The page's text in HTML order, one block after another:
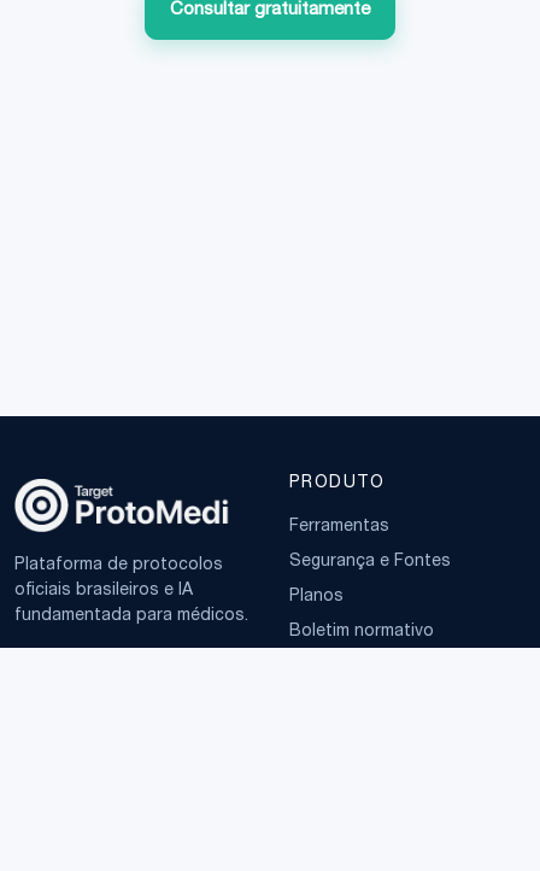
Consultar gratuitamente
Plataforma de protocolos
oficiais brasileiros e IA
fundamentada para médicos.
PRODUTO
Ferramentas
Segurança e Fontes
Planos
Boletim normativo